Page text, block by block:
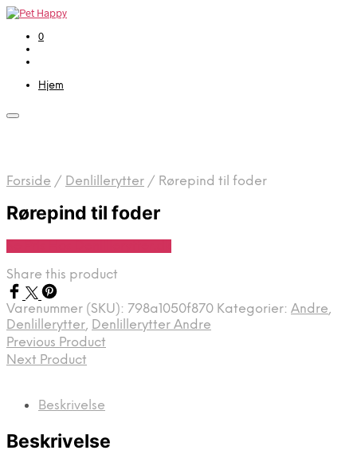
0
Hjem
Forside / Denlillerytter / Rørepind til foder
Rørepind til foder
Share this product
Varenummer (SKU): 798a1050f870 Kategorier: Andre,
Denlillerytter, Denlillerytter Andre
Previous Product
Next Product
Beskrivelse
Beskrivelse